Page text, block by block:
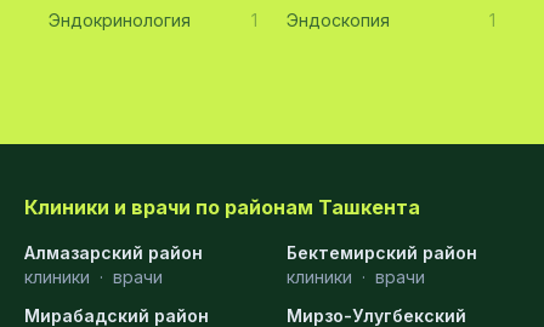
Эндокринология 1 Эндоскопия 1
Клиники и врачи по районам Ташкента
Алмазарский район
клиники · врачи
Бектемирский район
клиники · врачи
Мирабадский район
Мирзо-Улугбекский